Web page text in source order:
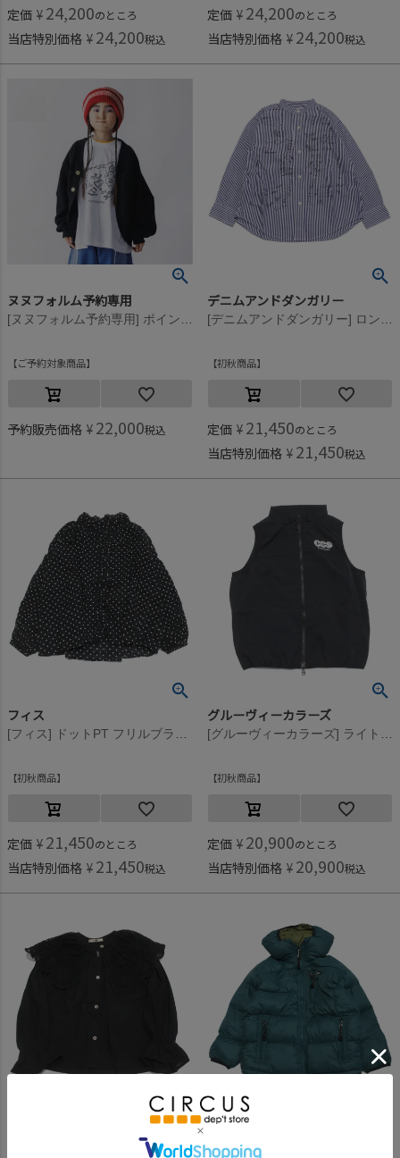
定価 ¥ 24,200のところ
当店特別価格 ¥ 24,200税込
定価 ¥ 24,200のところ
当店特別価格 ¥ 24,200税込
ヌヌフォルム予約専用
ご予約対象商品
予約販売価格 ¥ 22,000税込
デニムアンドダンガリー
初秋商品
定価 ¥ 21,450のところ
当店特別価格 ¥ 21,450税込
フィス
初秋商品
定価 ¥ 21,450のところ
当店特別価格 ¥ 21,450税込
グルーヴィーカラーズ
初秋商品
定価 ¥ 20,900のところ
当店特別価格 ¥ 20,900税込
[フィス] カットワーク ブラウス 2BK黒
デニムアンドダンガリー